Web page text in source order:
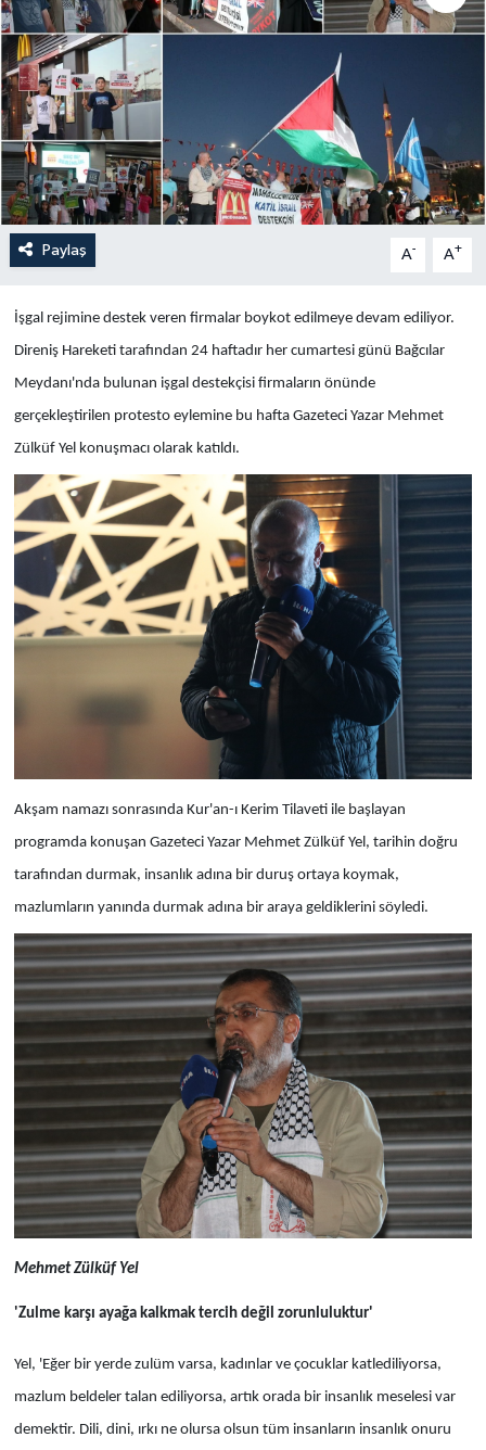
Paylaş A- A+
İşgal rejimine destek veren firmalar boykot edilmeye devam ediliyor.
Direniş Hareketi tarafından 24 haftadır her cumartesi günü Bağcılar
Meydanı'nda bulunan işgal destekçisi firmaların önünde
gerçekleştirilen protesto eylemine bu hafta Gazeteci Yazar Mehmet
Zülküf Yel konuşmacı olarak katıldı.
Akşam namazı sonrasında Kur'an-ı Kerim Tilaveti ile başlayan
programda konuşan Gazeteci Yazar Mehmet Zülküf Yel, tarihin doğru
tarafından durmak, insanlık adına bir duruş ortaya koymak,
mazlumların yanında durmak adına bir araya geldiklerini söyledi.
Mehmet Zülküf Yel
'Zulme karşı ayağa kalkmak tercih değil zorunluluktur'
Yel, 'Eğer bir yerde zulüm varsa, kadınlar ve çocuklar katlediliyorsa,
mazlum beldeler talan ediliyorsa, artık orada bir insanlık meselesi var
demektir. Dili, dini, ırkı ne olursa olsun tüm insanların insanlık onuru
Dünya
Eği̇ti̇m